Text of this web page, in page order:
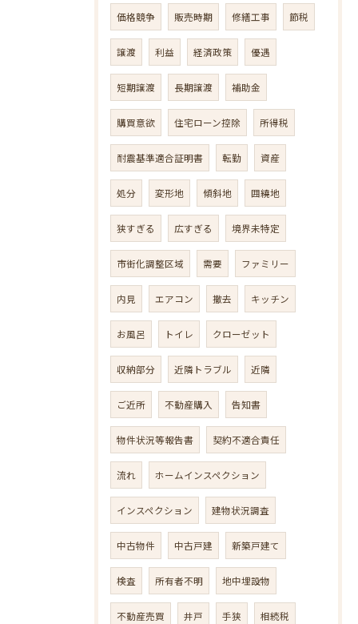
価格競争 販売時期 修繕工事 節税
譲渡 利益 経済政策 優遇
短期譲渡 長期譲渡 補助金
購買意欲 住宅ローン控除 所得税
耐震基準適合証明書 転勤 資産
処分 変形地 傾斜地 囲繞地
狭すぎる 広すぎる 境界未特定
市街化調整区域 需要 ファミリー
内見 エアコン 撤去 キッチン
お風呂 トイレ クローゼット
収納部分 近隣トラブル 近隣
ご近所 不動産購入 告知書
物件状況等報告書 契約不適合責任
流れ ホームインスペクション
インスペクション 建物状況調査
中古物件 中古戸建 新築戸建て
検査 所有者不明 地中埋設物
不動産売買 井戸 手狭 相続税